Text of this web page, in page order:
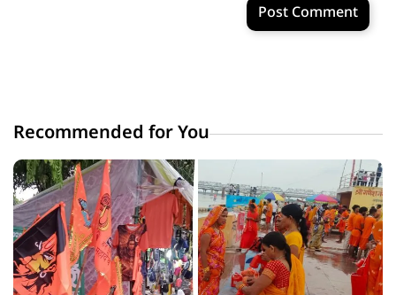
Post Comment
Recommended for You